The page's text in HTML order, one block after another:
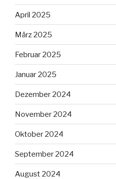
April 2025
März 2025
Februar 2025
Januar 2025
Dezember 2024
November 2024
Oktober 2024
September 2024
August 2024